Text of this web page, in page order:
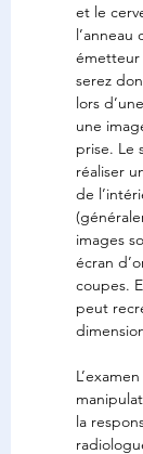
et le
l’anneau
émetteur
serez
lors
une
prise. Le
réaliser
de
images
écran
coupes.
peut
la